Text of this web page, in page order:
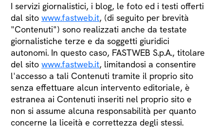
I servizi giornalistici, i blog, le foto ed i testi offerti
dal sito www.fastweb.it, (di seguito per brevità
"Contenuti") sono realizzati anche da testate
giornalistiche terze e da soggetti giuridici
autonomi. In questo caso, FASTWEB S.p.A., titolare
del sito www.fastweb.it, limitandosi a consentire
l'accesso a tali Contenuti tramite il proprio sito
senza effettuare alcun intervento editoriale, è
estranea ai Contenuti inseriti nel proprio sito e
non si assume alcuna responsabilità per quanto
concerne la liceità e correttezza degli stessi.